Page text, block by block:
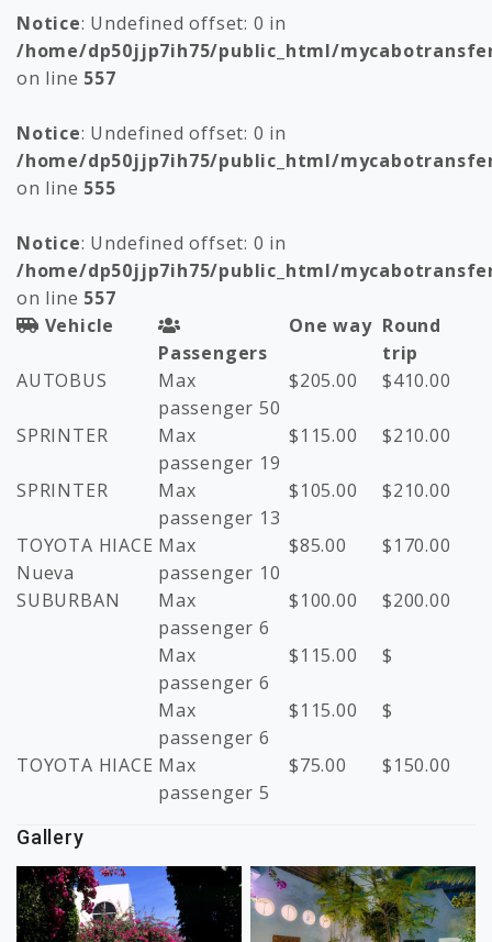
Notice: Undefined offset: 0 in
/home/dp50jjp7ih75/public_html/
on line 557
Notice: Undefined offset: 0 in
/home/dp50jjp7ih75/public_html/
on line 555
Notice: Undefined offset: 0 in
/home/dp50jjp7ih75/public_html/
on line 557
Vehicle
Passengers
One way Round
trip
AUTOBUS
Max
passenger 50
$205.00 $410.00
SPRINTER
Max
passenger 19
$115.00 $210.00
SPRINTER
Max
passenger 13
$105.00 $210.00
TOYOTA HIACE
Nueva
Max
passenger 10
$85.00 $170.00
SUBURBAN
Max
passenger 6
$100.00 $200.00
Max
passenger 6
$115.00 $
Max
passenger 6
$115.00 $
TOYOTA HIACE Max
passenger 5
$75.00 $150.00
Gallery